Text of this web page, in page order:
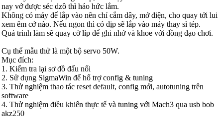
nay vớ được séc dzô thì háo hức lắm.
Không có máy để lắp vào nên chỉ cắm dây, mở điện, cho quay tới lui
xem êm cở nào. Nếu ngon thì có dịp sẽ lắp vào máy thay sì tép.
Quá trình làm sẽ quay cờ líp để ghi nhớ và khoe với đồng đạo chơi.
Cụ thể mẫu thử là một bộ servo 50W.
Mục đích:
1. Kiểm tra lại sơ đồ đấu nối
2. Sử dụng SigmaWin để hổ trợ config & tuning
3. Thử nghiệm thao tác reset default, config mới, autotuning trên
software
4. Thử nghiệm điều khiển thực tế và tuning với Mach3 qua usb bob
akz250